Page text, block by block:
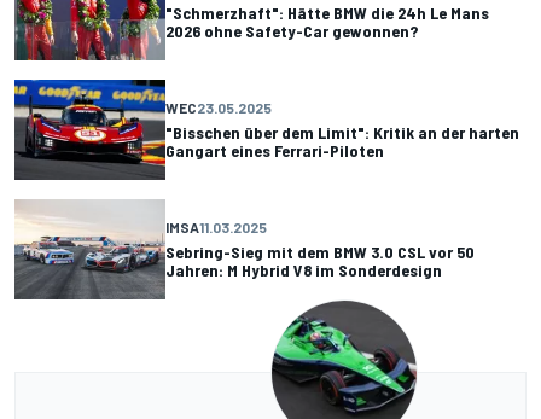
"Schmerzhaft": Hätte BMW die 24h Le Mans
2026 ohne Safety-Car gewonnen?
WEC23.05.2025
"Bisschen über dem Limit": Kritik an der harten
Gangart eines Ferrari-Piloten
IMSA11.03.2025
Sebring-Sieg mit dem BMW 3.0 CSL vor 50
Jahren: M Hybrid V8 im Sonderdesign